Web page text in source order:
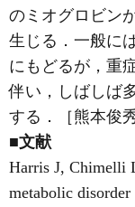
のミオグロビン
生じる．一般に
にもどるが，重
伴い，しばしば
する．［熊本俊秀
■文献
Harris J, Chimelli
metabolic